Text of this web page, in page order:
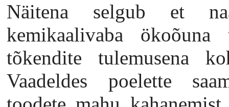
Näitena selgub et
kemikaalivaba ökoõuna
tõkendite tulemusena
Vaadeldes poelette